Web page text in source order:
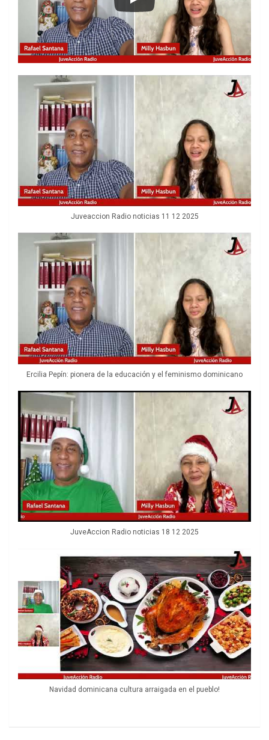
Juveaccion Radio noticias 11 12 2025
Ercilia Pepín: pionera de la educación y el feminismo dominicano
JuveAccion Radio noticias 18 12 2025
Navidad dominicana cultura arraigada en el pueblo!